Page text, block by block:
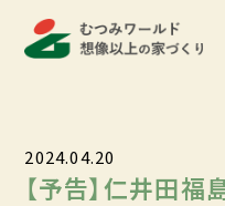
2024.04.20
【予告】仁井田福